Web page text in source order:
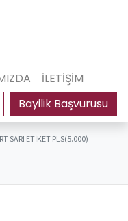
Bayilik Başvurusu
İLETİŞİM
SARI ETİKET PLS(5.000)